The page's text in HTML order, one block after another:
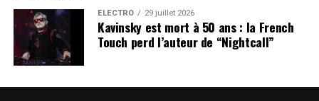
ÉLECTRO 29 juillet 2026
Kavinsky est mort à 50 ans : la French
Touch perd l’auteur de “Nightcall”